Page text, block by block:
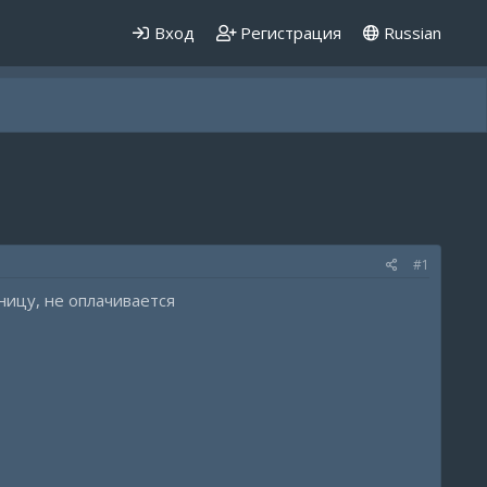
Вход Регистрация Russian
#1
не оплачивается